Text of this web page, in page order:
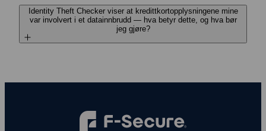
Identity Theft Checker viser at kreditt­kort­opplysningene mine
var involvert i et data­innbrudd — hva betyr dette, og hva bør
jeg gjøre?